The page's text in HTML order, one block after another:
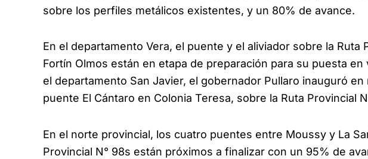
sobre los perfiles metálicos existentes, y un 80% de avance.
En el departamento Vera, el puente y el aliviador sobre la Ruta
Fortín Olmos están en etapa de preparación para su puesta
el departamento San Javier, el gobernador Pullaro inauguró en
puente El Cántaro en Colonia Teresa, sobre la Ruta Provincial
En el norte provincial, los cuatro puentes entre Moussy y La
Provincial N° 98s están próximos a finalizar con un 95% de